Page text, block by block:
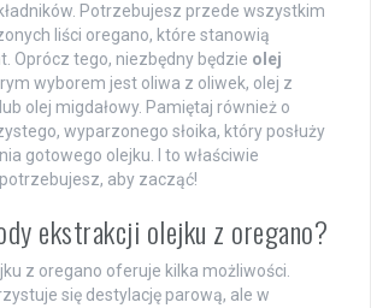
Potrzebujesz przede wszystkim
liści oregano, które stanowią
Oprócz tego, niezbędny będzie olej
wyborem jest oliwa z oliwek, olej z
olej migdałowy. Pamiętaj również o
wyparzonego słoika, który posłuży
gotowego olejku. I to właściwie
aby zacząć!
ekstrakcji olejku z oregano?
z oregano oferuje kilka możliwości.
się destylację parową, ale w